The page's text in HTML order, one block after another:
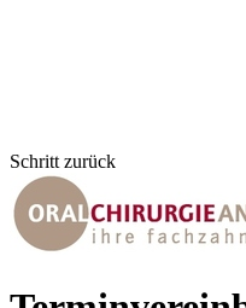
Schritt zurück